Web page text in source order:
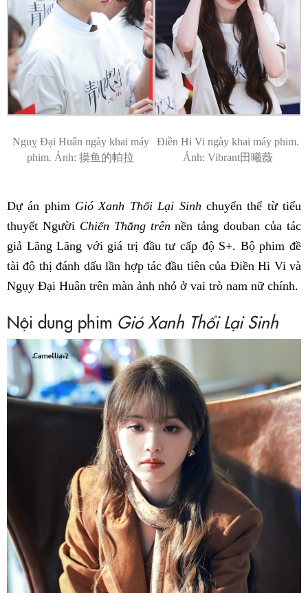
Nguỵ Đại Huân ngày khai máy
phim. Ảnh: 摸鱼的帕拉
Điền Hi Vi ngày khai máy phim.
Ảnh: Vibrant田曦薇
Dự án phim Gió Xanh Thổi Lại Sinh chuyển thể từ tiểu
thuyết NgườiChiến Thắng trênnền tảng douban của tác
giả Lãng Lãng với giá trị đầu tư cấp độ S+. Bộ phim đề
tài đô thị đánh dấu lần hợp tác đầu tiên của Điền Hi Vi và
Ngụy Đại Huân trên màn ảnh nhỏ ở vai trò nam nữ chính.
Nội dung phim Gió Xanh Thổi Lại Sinh